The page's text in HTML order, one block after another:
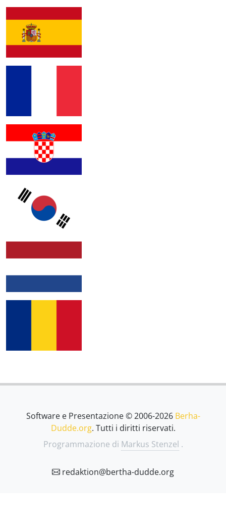
Software e Presentazione © 2006-2026 Berha-
Dudde.org. Tutti i diritti riservati.
Programmazione di Markus Stenzel .
redaktion@bertha-dudde.org